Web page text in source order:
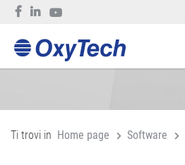
Ti trovi in Home page Software